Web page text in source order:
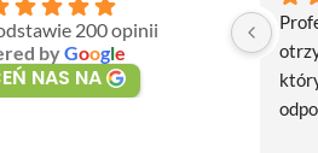
200 opinii
byGoogle
NAS NA